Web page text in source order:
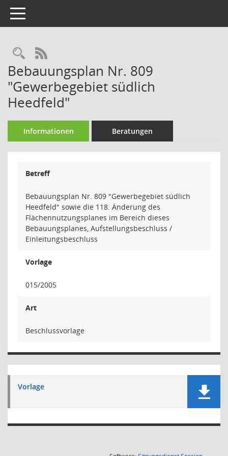
Toggle navigation
Rechercheauswahl
RSS-Feed
Bebauungsplan Nr. 809
"Gewerbegebiet südlich
Heedfeld"
Informationen Beratungen
Betreff
Bebauungsplan Nr. 809 "Gewerbegebiet südlich
Heedfeld" sowie die 118. Änderung des
Flächennutzungsplanes im Bereich dieses
Bebauungsplanes, Aufstellungsbeschluss /
Einleitungsbeschluss
Vorlage
015/2005
Art
Beschlussvorlage
Vorlage